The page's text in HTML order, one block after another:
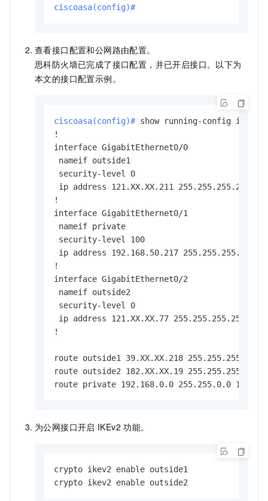
ciscoasa(config)#
查看接口配置和公网路由配置。
思科防火墙已完成了接口配置，并已开启接口。以下为
本文的接口配置示例。
ciscoasa(config)# show running-config
!
interface GigabitEthernet0/0
nameif outside1
security-level 0
ip address 121.XX.XX.211 255.255.255.255
!
interface GigabitEthernet0/1                #连接
nameif private
security-level 100                         #指定连接
ip address 192.168.50.217 255.255.255.0
!
interface GigabitEthernet0/2
nameif outside2
security-level 0
ip address 121.XX.XX.77 255.255.255.255
!
route outside1 39.XX.XX.218 255.255.255.255
route outside2 182.XX.XX.19 255.255.255.255
route private 192.168.0.0 255.255.0.0
为公网接口开启 IKEv2 功能。
crypto ikev2 enable outside1
crypto ikev2 enable outside2